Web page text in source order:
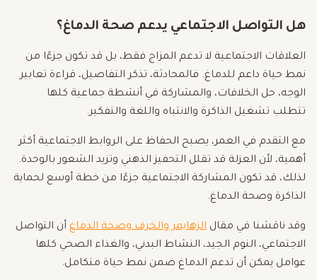
هل التواصل الاجتماعي يدعم صحة الدماغ؟
العلاقات الاجتماعية لا تدعم المزاج فقط، بل قد تكون جزءًا من
نمط حياة داعم للدماغ. فالمحادثة، تذكر التفاصيل، قراءة تعابير
الوجه، حل الخلافات، والمشاركة في أنشطة جماعية كلها
تتطلب تشغيل الذاكرة والانتباه واللغة والتفكير.
مع التقدم في العمر، يصبح الحفاظ على الروابط الاجتماعية أكثر
أهمية، لأن العزلة قد تقلل التحفيز الذهني وتزيد الشعور بالوحدة.
لذلك، قد تكون المشاركة الاجتماعية جزءًا من خطة أوسع لحماية
الذاكرة وصحة الدماغ.
وقد ناقشنا في مقال الزهايمر والخرف وصحة الدماغ أن التواصل
الاجتماعي، النوم الجيد، النشاط البدني، والغذاء الصحي كلها
عوامل يمكن أن تدعم الدماغ ضمن نمط حياة متكامل.